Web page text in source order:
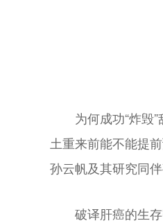
为何成功“炸毁
土重来前能不能提
孙云帆及其研究同
破译肝癌的生